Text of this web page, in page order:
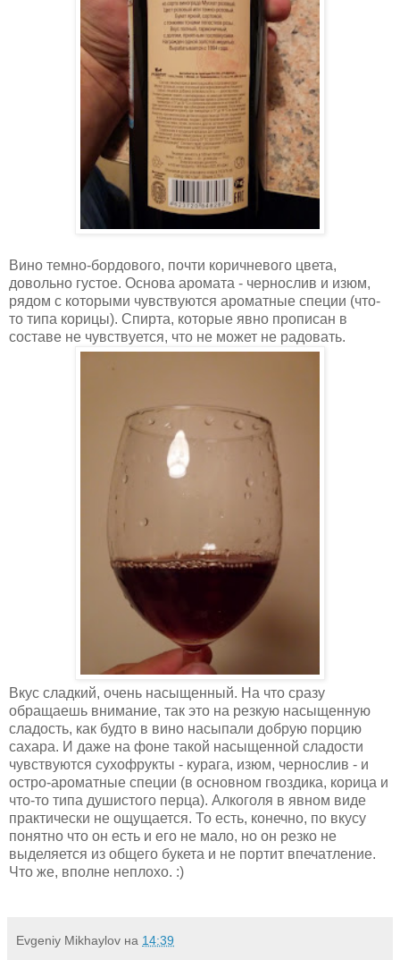
Вино темно-бордового, почти коричневого цвета,
довольно густое. Основа аромата - чернослив и изюм,
рядом с которыми чувствуются ароматные специи (что-
то типа корицы). Спирта, которые явно прописан в
составе не чувствуется, что не может не радовать.
Вкус сладкий, очень насыщенный. На что сразу
обращаешь внимание, так это на резкую насыщенную
сладость, как будто в вино насыпали добрую порцию
сахара. И даже на фоне такой насыщенной сладости
чувствуются сухофрукты - курага, изюм, чернослив - и
остро-ароматные специи (в основном гвоздика, корица и
что-то типа душистого перца). Алкоголя в явном виде
практически не ощущается. То есть, конечно, по вкусу
понятно что он есть и его не мало, но он резко не
выделяется из общего букета и не портит впечатление.
Что же, вполне неплохо. :)
Evgeniy Mikhaylov на 14:39